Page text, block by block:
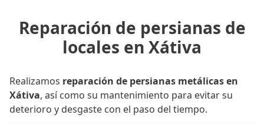
Reparación de persianas de
locales en Xátiva
Realizamos reparación de persianas metálicas en
Xátiva, así como su mantenimiento para evitar su
deterioro y desgaste con el paso del tiempo.